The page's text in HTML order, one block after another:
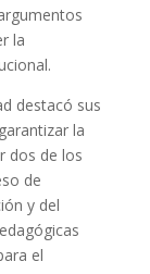
la
destacó sus
la
dos de los
de
y del
el